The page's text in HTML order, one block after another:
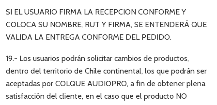
SI EL USUARIO FIRMA LA RECEPCION CONFORME Y
COLOCA SU NOMBRE, RUT Y FIRMA, SE ENTENDERÁ QUE
VALIDA LA ENTREGA CONFORME DEL PEDIDO.
19.- Los usuarios podrán solicitar cambios de productos,
dentro del territorio de Chile continental, los que podrán ser
aceptadas por COLQUE AUDIOPRO, a fin de obtener plena
satisfacción del cliente, en el caso que el producto NO